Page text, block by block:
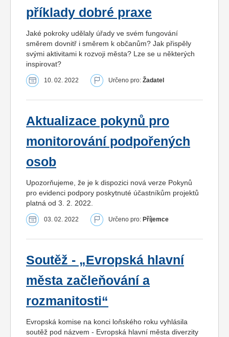
příklady dobré praxe
Jaké pokroky udělaly úřady ve svém fungování
směrem dovnitř i směrem k občanům? Jak přispěly
svými aktivitami k rozvoji města? Lze se u některých
inspirovat?
10. 02. 2022 Určeno pro: Žadatel
Aktualizace pokynů pro
monitorování podpořených
osob
Upozorňujeme, že je k dispozici nová verze Pokynů
pro evidenci podpory poskytnuté účastníkům projektů
platná od 3. 2. 2022.
03. 02. 2022 Určeno pro: Příjemce
Soutěž - „Evropská hlavní
města začleňování a
rozmanitosti“
Evropská komise na konci loňského roku vyhlásila
soutěž pod názvem - Evropská hlavní města diverzity